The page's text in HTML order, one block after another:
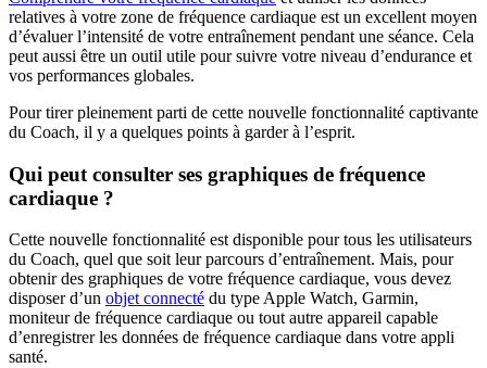
relatives à votre zone de fréquence cardiaque est un excellent moyen
d’évaluer l’intensité de votre entraînement pendant une séance. Cela
peut aussi être un outil utile pour suivre votre niveau d’endurance et
vos performances globales.
Pour tirer pleinement parti de cette nouvelle fonctionnalité captivante
du Coach, il y a quelques points à garder à l’esprit.
Qui peut consulter ses graphiques de fréquence
cardiaque ?
Cette nouvelle fonctionnalité est disponible pour tous les utilisateurs
du Coach, quel que soit leur parcours d’entraînement. Mais, pour
obtenir des graphiques de votre fréquence cardiaque, vous devez
disposer d’un objet connecté du type Apple Watch, Garmin,
moniteur de fréquence cardiaque ou tout autre appareil capable
d’enregistrer les données de fréquence cardiaque dans votre appli
santé.